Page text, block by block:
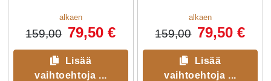
alkaen
159,00 79,50 €
Lisää
vaihtoehtoja ...
alkaen
159,00 79,50 €
Lisää
vaihtoehtoja ...